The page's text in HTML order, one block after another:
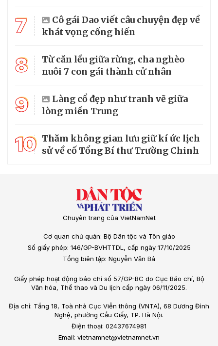
7
Cô gái Dao viết câu chuyện đẹp về
khát vọng cống hiến
8
Từ căn lều giữa rừng, cha nghèo
nuôi 7 con gái thành cử nhân
9
Làng cổ đẹp như tranh vẽ giữa
lòng miền Trung
10 Thăm không gian lưu giữ kí ức lịch
sử về cố Tổng Bí thư Trường Chinh
Chuyên trang của VietNamNet
Cơ quan chủ quản: Bộ Dân tộc và Tôn giáo
Số giấy phép: 146/GP-BVHTTDL, cấp ngày 17/10/2025
Tổng biên tập: Nguyễn Văn Bá
Giấy phép hoạt động báo chí số 57/GP-BC do Cục Báo chí, Bộ
Văn hóa, Thể thao và Du lịch cấp ngày 06/11/2025.
Địa chỉ: Tầng 18, Toà nhà Cục Viễn thông (VNTA), 68 Dương Đình
Nghệ, phường Cầu Giấy, TP. Hà Nội.
Điện thoại: 02437674981
Email: vietnamnet@vietnamnet.vn